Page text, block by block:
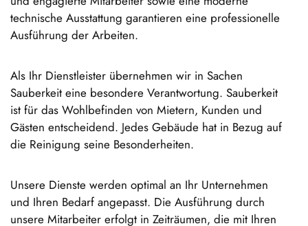
technische Ausstattung garantieren eine professionelle
Ausführung der Arbeiten.
Als Ihr Dienstleister übernehmen wir in Sachen
Sauberkeit eine besondere Verantwortung. Sauberkeit
ist für das Wohlbefinden von Mietern, Kunden und
Gästen entscheidend. Jedes Gebäude hat in Bezug auf
die Reinigung seine Besonderheiten.
Unsere Dienste werden optimal an Ihr Unternehmen
und Ihren Bedarf angepasst. Die Ausführung durch
unsere Mitarbeiter erfolgt in Zeiträumen, die mit Ihren